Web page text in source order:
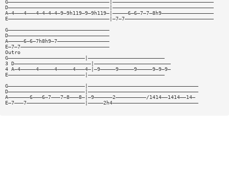
G—————————————————————————————————|—————————————————————————————————
D—————————————————————————————————|—————————————————————————————————
A—4———4———4—4—4—4—9—9h119—9—9h119—|—————6—6—7—7—8h9—————————————————
E—————————————————————————————————|—7—7—————————————————————————————
G—————————————————————————————————
D—————————————————————————————————
A—————6—6—7h8h9—7—————————————————
E—7—7—————————————————————————————
Outro
G—————————————————————————|—————————————————————————
3 D—————————————————————————|—————————————————————————
4 A—4—————4—————4—————4———4—|—9—————9—————9—————9—9—9—
E—————————————————————————|—————————————————————————
G—————————————————————————|————————————————————————————————————
D—————————————————————————|————————————————————————————————————
A———————6———6—7———7—8———8—|—9——————2——————————/1414——1414——14—
E—7———7———————————————————|—————2h4————————————————————————————